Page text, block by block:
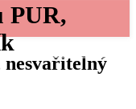
PUR,
nesvařitelný